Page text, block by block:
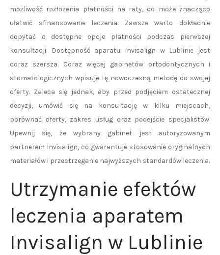
możliwość rozłożenia płatności na raty, co może znacząco
ułatwić sfinansowanie leczenia. Zawsze warto dokładnie
dopytać o dostępne opcje płatności podczas pierwszej
konsultacji. Dostępność aparatu Invisalign w Lublinie jest
coraz szersza. Coraz więcej gabinetów ortodontycznych i
stomatologicznych wpisuje tę nowoczesną metodę do swojej
oferty. Zaleca się jednak, aby przed podjęciem ostatecznej
decyzji, umówić się na konsultację w kilku miejscach,
porównać oferty, zakres usług oraz podejście specjalistów.
Upewnij się, że wybrany gabinet jest autoryzowanym
partnerem Invisalign, co gwarantuje stosowanie oryginalnych
materiałów i przestrzeganie najwyższych standardów leczenia.
Utrzymanie efektów
leczenia aparatem
Invisalign w Lublinie